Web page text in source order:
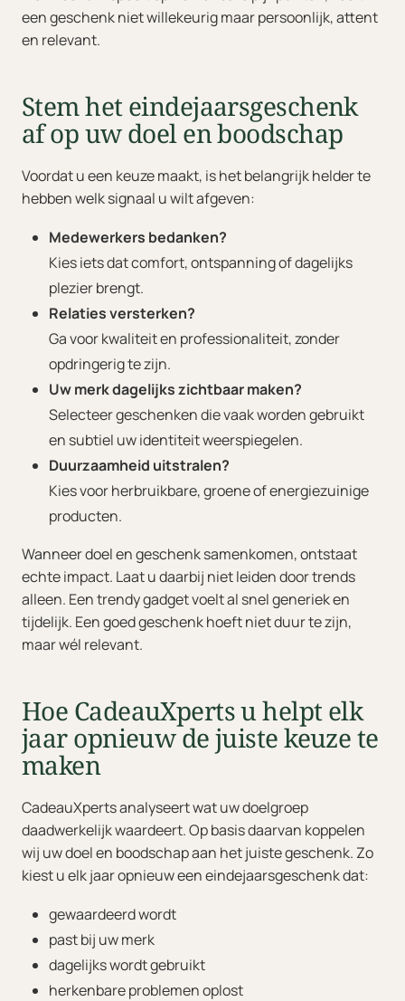
een geschenk niet willekeurig maar persoonlijk, attent
en relevant.
Stem het eindejaarsgeschenk
af op uw doel en boodschap
Voordat u een keuze maakt, is het belangrijk helder te
hebben welk signaal u wilt afgeven:
Medewerkers bedanken?
Kies iets dat comfort, ontspanning of dagelijks
plezier brengt.
Relaties versterken?
Ga voor kwaliteit en professionaliteit, zonder
opdringerig te zijn.
Uw merk dagelijks zichtbaar maken?
Selecteer geschenken die vaak worden gebruikt
en subtiel uw identiteit weerspiegelen.
Duurzaamheid uitstralen?
Kies voor herbruikbare, groene of energiezuinige
producten.
Wanneer doel en geschenk samenkomen, ontstaat
echte impact. Laat u daarbij niet leiden door trends
alleen. Een trendy gadget voelt al snel generiek en
tijdelijk. Een goed geschenk hoeft niet duur te zijn,
maar wél relevant.
Hoe CadeauXperts u helpt elk
jaar opnieuw de juiste keuze te
maken
CadeauXperts analyseert wat uw doelgroep
daadwerkelijk waardeert. Op basis daarvan koppelen
wij uw doel en boodschap aan het juiste geschenk. Zo
kiest u elk jaar opnieuw een eindejaarsgeschenk dat:
gewaardeerd wordt
past bij uw merk
dagelijks wordt gebruikt
herkenbare problemen oplost